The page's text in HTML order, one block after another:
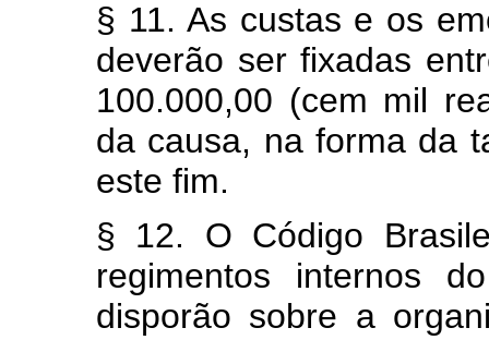
§ 11. As custas e os
deverão ser fixadas
100.000,00 (cem mil
da causa, na forma da
este fim.
§ 12. O Código
regimentos internos
disporão sobre a